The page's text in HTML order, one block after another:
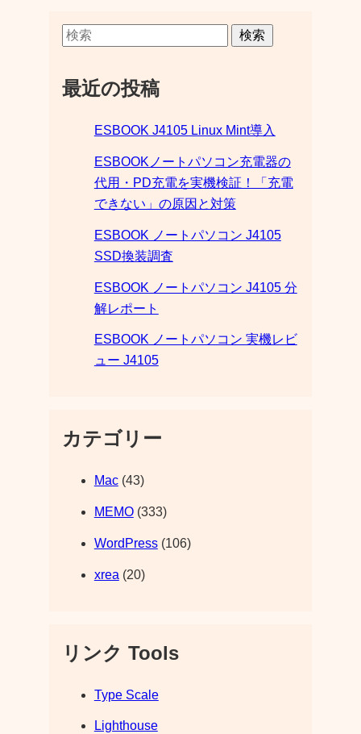
検索
最近の投稿
ESBOOK J4105 Linux Mint導入
ESBOOKノートパソコン充電器の
代用・PD充電を実機検証！「充電
できない」の原因と対策
ESBOOK ノートパソコン J4105
SSD換装調査
ESBOOK ノートパソコン J4105 分
解レポート
ESBOOK ノートパソコン 実機レビ
ュー J4105
カテゴリー
Mac(43)
MEMO(333)
WordPress(106)
xrea (20)
リンク Tools
Type Scale
Lighthouse